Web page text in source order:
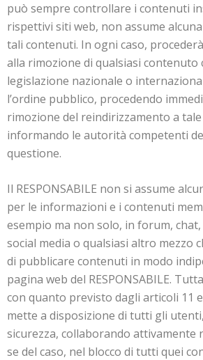
può sempre controllare i contenuti
rispettivi siti web, non assume
tali contenuti. In ogni caso,
alla rimozione di qualsiasi contenuto
legislazione nazionale o
l’ordine pubblico, procedendo
rimozione del reindirizzamento a
informando le autorità competenti
questione.
Il RESPONSABILE non si assume
per le informazioni e i contenuti
esempio ma non solo, in forum,
social media o qualsiasi altro mezzo
di pubblicare contenuti in modo
pagina web del RESPONSABILE.
con quanto previsto dagli articoli 11 e
mette a disposizione di tutti gli
sicurezza, collaborando attivamente
se del caso, nel blocco di tutti quei